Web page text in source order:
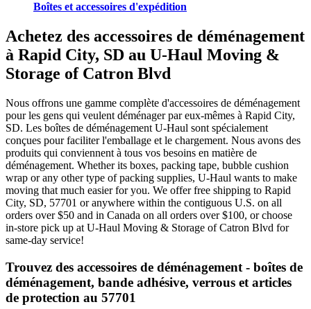
Boîtes et accessoires d'expédition
Achetez des accessoires de déménagement
à Rapid City, SD au U-Haul Moving &
Storage of Catron Blvd
Nous offrons une gamme complète d'accessoires de déménagement
pour les gens qui veulent déménager par eux-mêmes à Rapid City,
SD. Les boîtes de déménagement U-Haul sont spécialement
conçues pour faciliter l'emballage et le chargement. Nous avons des
produits qui conviennent à tous vos besoins en matière de
déménagement. Whether its boxes, packing tape, bubble cushion
wrap or any other type of packing supplies, U-Haul wants to make
moving that much easier for you. We offer free shipping to Rapid
City, SD, 57701 or anywhere within the contiguous U.S. on all
orders over $50 and in Canada on all orders over $100, or choose
in-store pick up at U-Haul Moving & Storage of Catron Blvd for
same-day service!
Trouvez des accessoires de déménagement - boîtes de
déménagement, bande adhésive, verrous et articles
de protection au 57701